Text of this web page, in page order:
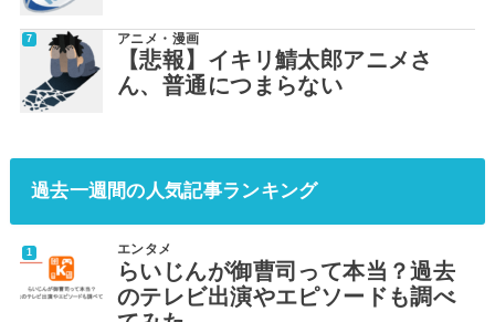
アニメ・漫画
【悲報】イキリ鯖太郎アニメさ
ん、普通につまらない
過去一週間の人気記事ランキング
エンタメ
らいじんが御曹司って本当？過去
のテレビ出演やエピソードも調べ